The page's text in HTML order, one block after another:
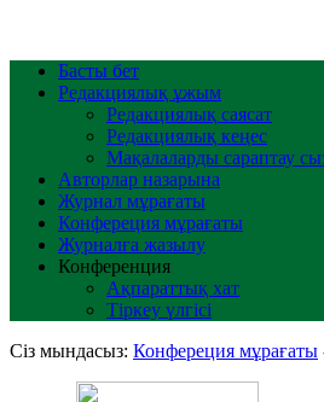
Басты бет
Редакциялық ұжым
Редакциялық саясат
Редакциялық кеңес
Мақалаларды сараптау
Авторлар назарына
Журнал мұрағаты
Конфереция мұрағаты
Журналға жазылу
Конференция
Ақпараттық хат
Тіркеу үлгісі
Сіз мындасыз: Конфереция мұрағаты